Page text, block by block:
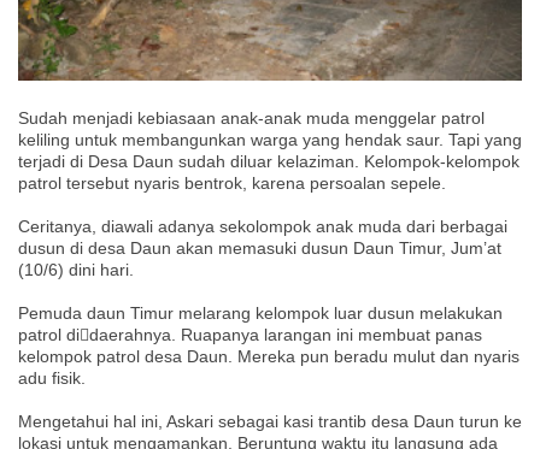
Sudah menjadi kebiasaan anak-anak muda menggelar patrol
keliling untuk membangunkan warga yang hendak saur. Tapi yang
terjadi di Desa Daun sudah diluar kelaziman. Kelompok-kelompok
patrol tersebut nyaris bentrok, karena persoalan sepele.
Ceritanya, diawali adanya sekolompok anak muda dari berbagai
dusun di desa Daun akan memasuki dusun Daun Timur, Jum’at
(10/6) dini hari.
Pemuda daun Timur melarang kelompok luar dusun melakukan
patrol di￾daerahnya. Ruapanya larangan ini membuat panas
kelompok patrol desa Daun. Mereka pun beradu mulut dan nyaris
adu fisik.
Mengetahui hal ini, Askari sebagai kasi trantib desa Daun turun ke
lokasi untuk mengamankan. Beruntung waktu itu langsung ada